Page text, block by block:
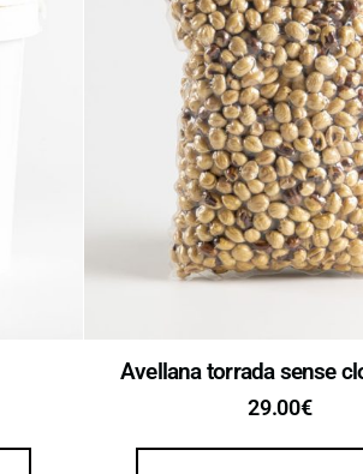
Avellana torrada sense
29.00€